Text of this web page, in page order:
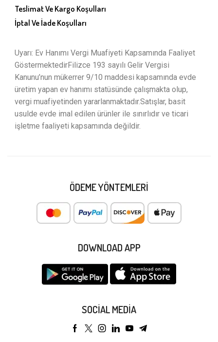
Teslimat Ve Kargo Koşulları
İptal Ve İade Koşulları
Uyarı: Ev Hanımı Vergi Muafiyeti Kapsamında Faaliyet
GöstermektedirFilizce 193 sayılı Gelir Vergisi
Kanunu’nun mükerrer 9/10 maddesi kapsamında evde
üretim yapan ev hanımı statüsünde çalışmakta olup,
vergi muafiyetinden yararlanmaktadır.Satışlar, basit
usulde evde imal edilen ürünler ile sınırlıdır ve ticari
işletme faaliyeti kapsamında değildir.
ÖDEME YÖNTEMLERI
DOWNLOAD APP
SOCIAL MEDIA